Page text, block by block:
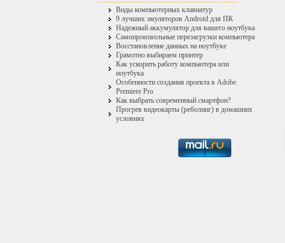
Виды компьютерных клавиатур
9 лучших эмуляторов Android для ПК
Надежный аккумулятор для вашего ноутбука
Самопроизвольные перезагрузки компьютера
Восстановление данных на ноутбуке
Грамотно выбираем принтер
Как ускорить работу компьютера или
ноутбука
Особенности создания проекта в Adobe
Premiere Pro
Как выбрать современный смартфон?
Прогрев видеокарты (реболинг) в домашних
условиях